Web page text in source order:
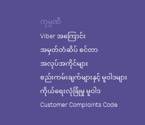
ကုမ္ပဏီ
Viber အကြောင်း
အမှတ်တံဆိပ် စင်တာ
အလုပ်အကိုင်များ
စည်းကမ်းချက်များနှင့် မူဝါဒများ
ကိုယ်ရေးလုံခြုံမှု မူဝါဒ
Customer Complaints Code